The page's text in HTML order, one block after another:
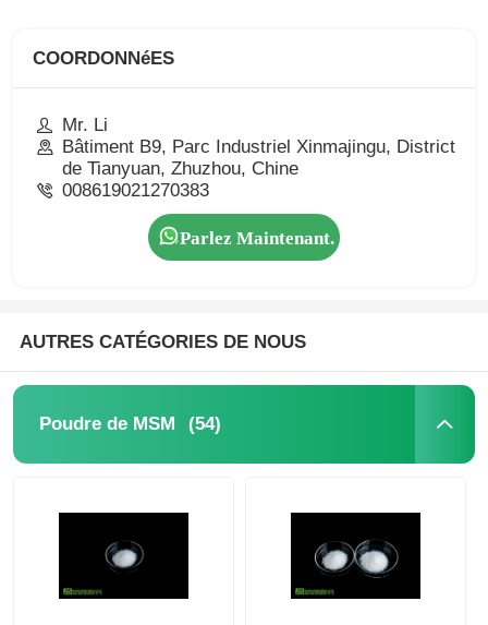
COORDONNéES
Mr. Li
Bâtiment B9, Parc Industriel Xinmajingu, District
de Tianyuan, Zhuzhou, Chine
008619021270383
Parlez Maintenant.
AUTRES CATÉGORIES DE NOUS
Poudre de MSM (54)